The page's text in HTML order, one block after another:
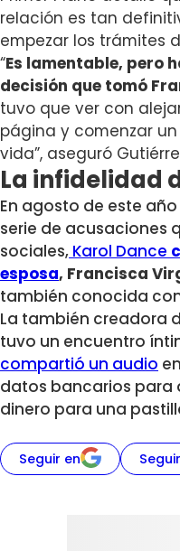
relación es tan
empezar los trámites
“Es lamentable, pero
decisión que tomó
tuvo que ver con
página y comenzar
vida”, aseguró
La infidelidad
En agosto de este
serie de acusaciones
sociales, Karol Dance
esposa, Francisca
también conocida
La también creadora
tuvo un encuentro
compartió un audio
datos bancarios para
dinero para una
Seguir en